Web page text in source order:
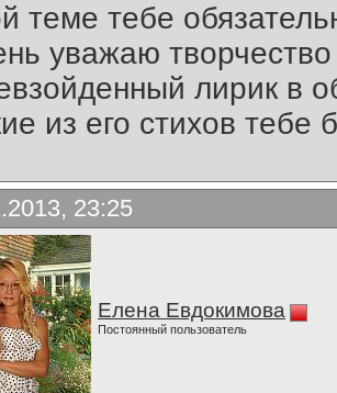
теме тебе
уважаю
лирик в
из его стихов тебе
23:25
Елена Евдокимова
Постоянный пользователь